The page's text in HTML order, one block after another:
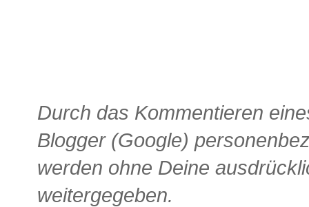
Durch das Kommentieren
Blogger (Google)
werden ohne Deine
weitergegeben.